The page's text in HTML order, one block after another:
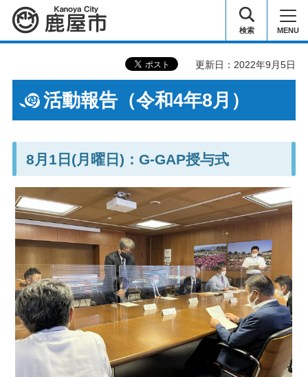
鹿屋市 検索 MENU
更新日：2022年9月5日
活動報告（令和4年8月）
8月1日(月曜日)：G-GAP授与式